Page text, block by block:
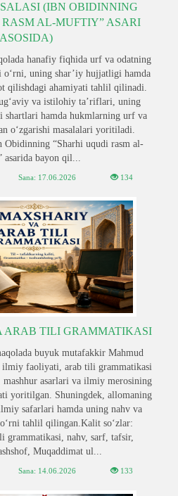
(IBN OBIDINNING
AL-MUFTIY” ASARI
ASOSIDA)
hanafiy fiqhida urf va odatning
o‘rni, uning shar’iy hujjatligi hamda
qilishdagi ahamiyati tahlil qilinadi.
va istilohiy ta’riflari, uning
shartlari hamda hukmlarning urf va
o‘zgarishi masalalari yoritiladi.
Obidinning “Sharhi uqudi rasm al-
asarida bayon qil...
Sana: 17.06.2026 134
ARAB TILI GRAMMATIKASI
buyuk mutafakkir Mahmud
ilmiy faoliyati, arab tili grammatikasi
mashhur asarlari va ilmiy merosining
yoritilgan. Shuningdek, allomaning
safarlari hamda uning nahv va
tahlil qilingan.Kalit so‘zlar:
grammatikasi, nahv, sarf, tafsir,
Muqaddimat ul...
Sana: 14.06.2026 133